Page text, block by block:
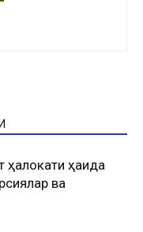
ҳалокати ҳақида
ва